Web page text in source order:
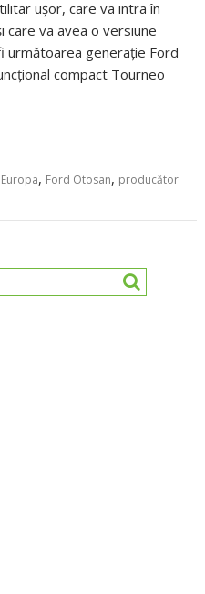
uşor, care va intra în
care va avea o versiune
următoarea generaţie Ford
compact Tourneo
, Ford Otosan, producător